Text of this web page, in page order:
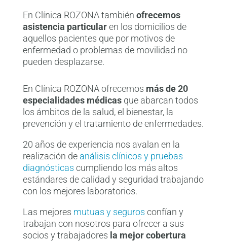
En Clínica ROZONA también ofrecemos
asistencia particularen los domicilios de
aquellos pacientes que por motivos de
enfermedad o problemas de movilidad no
pueden desplazarse.
En Clínica ROZONA ofrecemos más de 20
especialidades médicasque abarcan todos
los ámbitos de la salud, el bienestar, la
prevención y el tratamiento de enfermedades.
20 años de experiencia nos avalan en la
realización de análisis clínicos y pruebas
diagnósticas cumpliendo los más altos
estándares de calidad y seguridad trabajando
con los mejores laboratorios.
Las mejores mutuas y seguros confían y
trabajan con nosotros para ofrecer a sus
socios y trabajadores la mejor cobertura